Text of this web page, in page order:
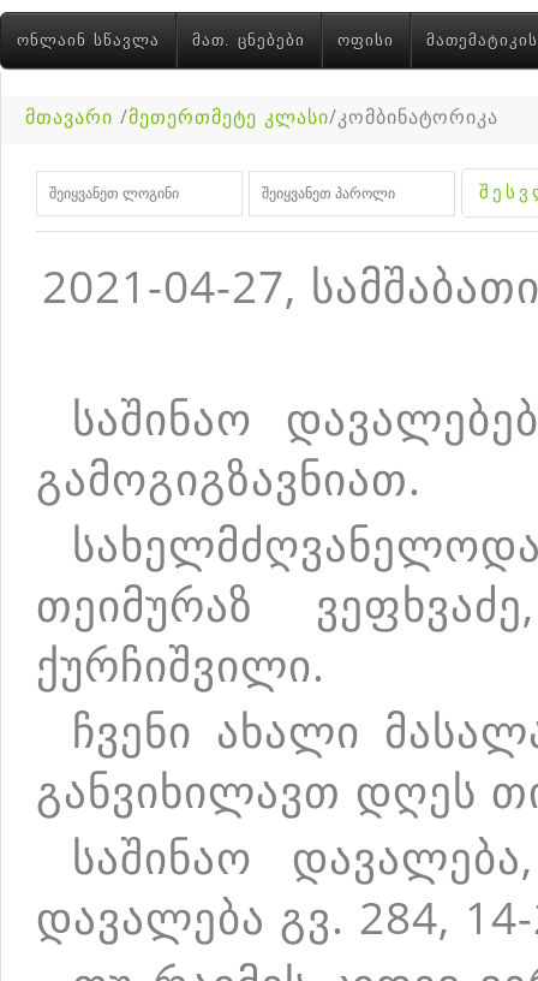
ᲝᲜᲚᲐᲘᲜ ᲡᲬᲐᲕᲚᲐ ᲛᲐᲗ. ᲪᲜᲔᲑᲔᲑᲘ ᲝᲤᲘᲡᲘ
მთავარი /მეთერთმეტე კლასი/კომბინატორიკა
2021-04-27,
საშინაო
გამოგიგზავნიათ.
თეიმურაზ
ქურჩიშვილი.
ჩვენი ახალი
განვიხილავთ დღეს
საშინაო
დავალება გვ. 284,